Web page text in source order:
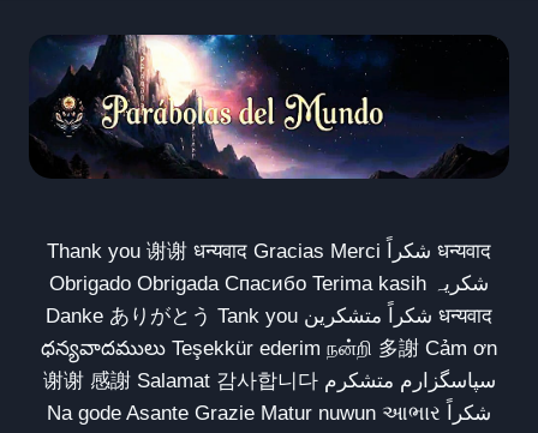
Thank you 谢谢 धन्यवाद Gracias Merci شكراً धन्यवाद
Obrigado Obrigada Спасибо Terima kasih شکریہ
Danke ありがとう Tank you شكراً متشكرين धन्यवाद
ధన్యవాదములు Teşekkür ederim நன்றி 多謝 Cảm ơn
谢谢 感謝 Salamat 감사합니다 سپاسگزارم متشکرم
Na gode Asante Grazie Matur nuwun આભાર شكراً